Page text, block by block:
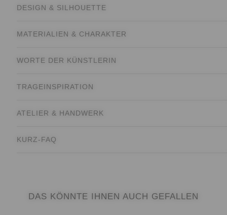
DESIGN & SILHOUETTE
MATERIALIEN & CHARAKTER
WORTE DER KÜNSTLERIN
TRAGEINSPIRATION
ATELIER & HANDWERK
KURZ-FAQ
DAS KÖNNTE IHNEN AUCH GEFALLEN